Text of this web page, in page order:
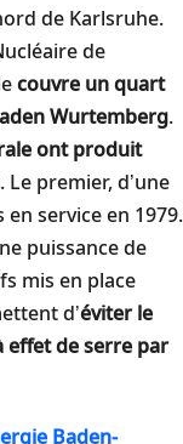
de Karlsruhe.
de
couvre un quart
Wurtemberg.
ont produit
. Le premier, d’une
service en 1979.
puissance de
mis en place
d’éviter le
effet de serre par
Baden-